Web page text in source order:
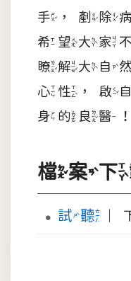
手，剷除
希望大家
瞭解大自
心性，啟
身的良醫
檔案
試聽 ｜